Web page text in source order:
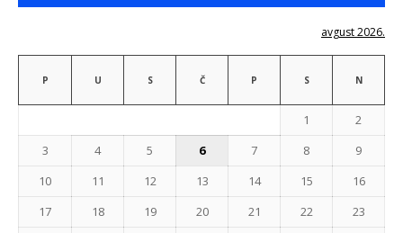
avgust 2026.
P U S Č P S N
1
2
3
4 5 6 7 8
9
10
11 12 13 14 15
16
17
18 19 20 21 22
23